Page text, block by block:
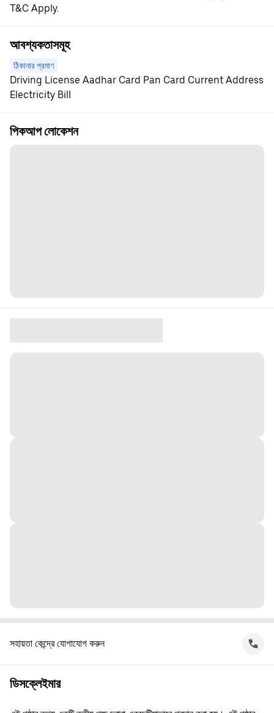
T&C Apply.
আবশ্যকতাসমূহ
ঠিকানার প্রমাণ
Driving License Aadhar Card Pan Card Current Address
Electricity Bill
পিকআপ লোকেশন
সহায়তা কেন্দ্রে যোগাযোগ করুন
ডিসক্লেইমার